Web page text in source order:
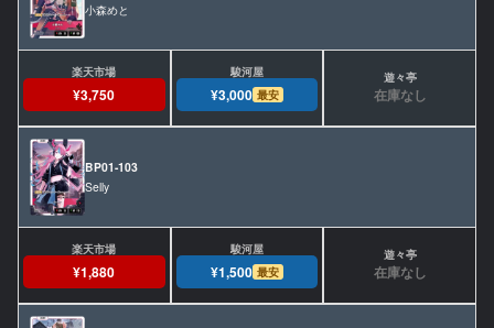
小森めと
¥3,750 ¥3,000 最安 在庫なし
BP01-103
Selly
¥1,880 ¥1,500 最安 在庫なし